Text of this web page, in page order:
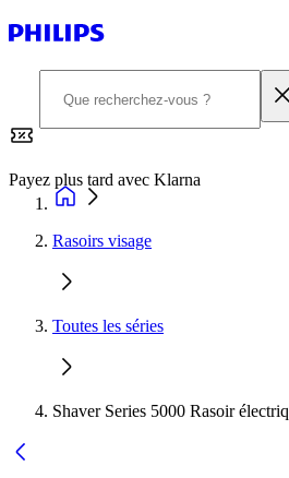
Payez plus tard avec Klarna
Rasoirs visage
Toutes les séries
Shaver Series 5000 Rasoir